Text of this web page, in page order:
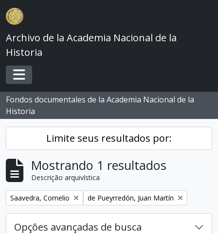
Skip to main content
Archivo de la Academia Nacional de la
Historia
Toggle navigation
Fondos documentales de la Academia Nacional de la
Historia
Limite seus resultados por:
Mostrando 1 resultados
Descrição arquivística
Remover filtro:
Saavedra, Cornelio Remover filtro:
de Pueyrredón, Juan Martín
Opções avançadas de busca